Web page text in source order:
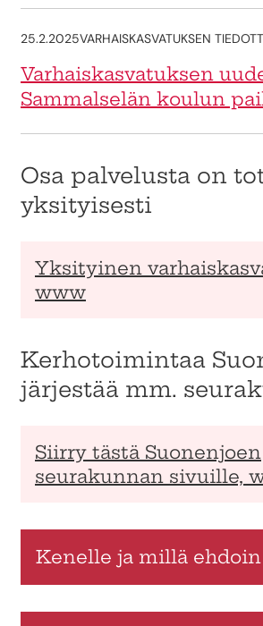
25.2.2025VARHAISKASVATUKSEN
Varhaiskasvatuksen
Sammalselän koulun
Osa palvelusta on
yksityisesti
Yksityinen
www
Kerhotoimintaa
järjestää mm.
Siirry tästä Suonenjoen
seurakunnan sivuille,
Kenelle ja millä ehdoin